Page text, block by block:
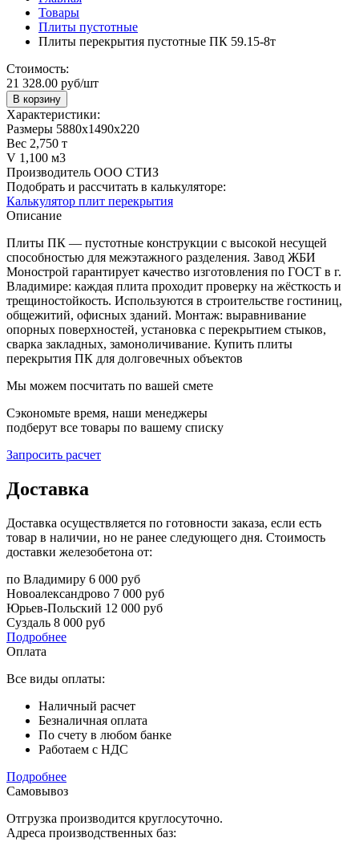
Товары
Плиты пустотные
Плиты перекрытия пустотные ПК 59.15-8т
Стоимость:
21 328.00 руб/шт
В корзину
Характеристики:
Размеры 5880х1490х220
Вес 2,750 т
V 1,100 м3
Производитель ООО СТИЗ
Подобрать и рассчитать в калькуляторе:
Калькулятор плит перекрытия
Описание
Плиты ПК — пустотные конструкции с высокой несущей
способностью для межэтажного разделения. Завод ЖБИ
Монострой гарантирует качество изготовления по ГОСТ в г.
Владимире: каждая плита проходит проверку на жёсткость и
трещиностойкость. Используются в строительстве гостиниц,
общежитий, офисных зданий. Монтаж: выравнивание
опорных поверхностей, установка с перекрытием стыков,
сварка закладных, замоноличивание. Купить плиты
перекрытия ПК для долговечных объектов
Мы можем посчитать по вашей смете
Сэкономьте время, наши менеджеры
подберут все товары по вашему списку
Запросить расчет
Доставка
Доставка осуществляется по готовности заказа, если есть
товар в наличии, но не ранее следующего дня. Стоимость
доставки железобетона от:
по Владимиру 6 000 руб
Новоалександрово 7 000 руб
Юрьев-Польский 12 000 руб
Суздаль 8 000 руб
Подробнее
Оплата
Все виды оплаты:
Наличный расчет
Безналичная оплата
По счету в любом банке
Работаем с НДС
Подробнее
Самовывоз
Отгрузка производится круглосуточно.
Адреса производственных баз: